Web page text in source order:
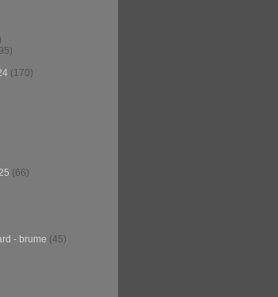
(170)
(66)
- brume (45)